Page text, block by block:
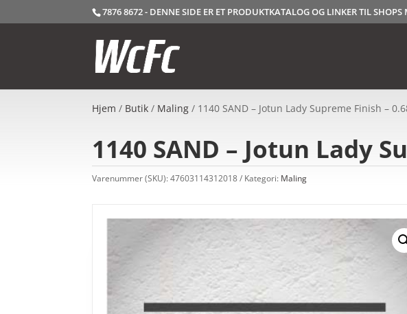
7876 8672 - DENNE SIDE ER ET PRODUKTKATALOG OG LINKER TIL SHOPS
Hjem / Butik / Maling / 1140 SAND – Jotun Lady Supreme Finish –
1140 SAND – Jotun Lady
Varenummer (SKU):47603114312018 Kategori: Maling